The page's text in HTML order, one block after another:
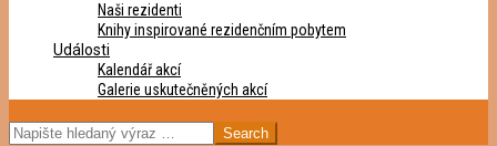
Naši rezidenti
Knihy inspirované rezidenčním pobytem
Události
Kalendář akcí
Galerie uskutečněných akcí
SEARCH